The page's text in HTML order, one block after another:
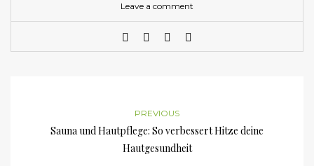
Leave a comment
PREVIOUS
Sauna und Hautpflege: So verbessert Hitze deine
Hautgesundheit